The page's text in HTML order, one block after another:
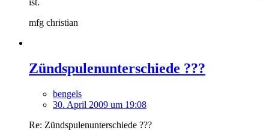
mfg christian
Zündspulenunterschiede ???
bengels
30. April 2009 um 19:08
Re: Zündspulenunterschiede ???